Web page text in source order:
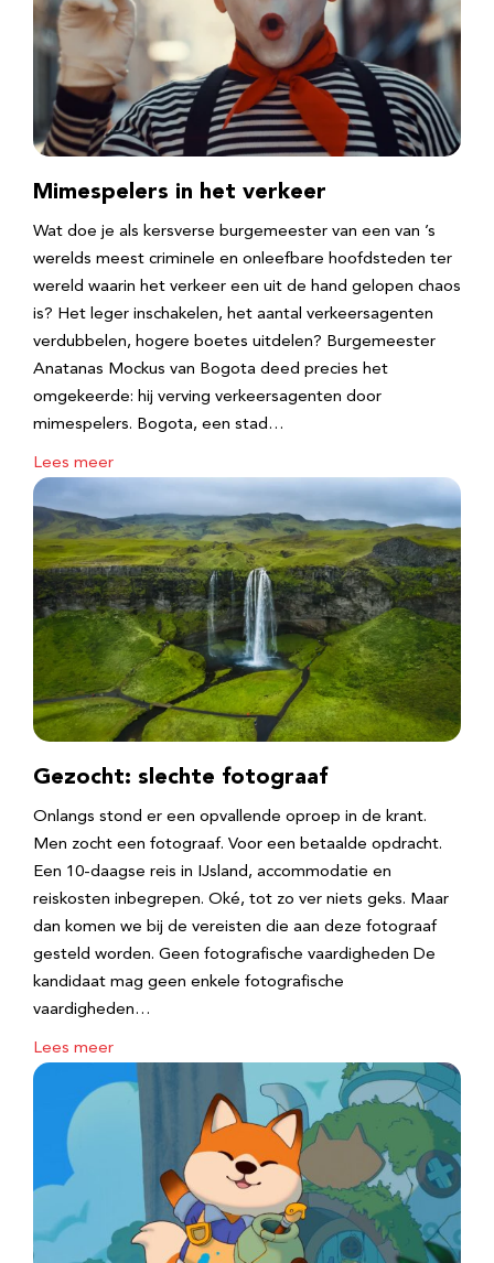
Mimespelers in het verkeer
Wat doe je als kersverse burgemeester van een van ’s
werelds meest criminele en onleefbare hoofdsteden ter
wereld waarin het verkeer een uit de hand gelopen chaos
is? Het leger inschakelen, het aantal verkeersagenten
verdubbelen, hogere boetes uitdelen? Burgemeester
Anatanas Mockus van Bogota deed precies het
omgekeerde: hij verving verkeersagenten door
mimespelers. Bogota, een stad…
Lees meer
Gezocht: slechte fotograaf
Onlangs stond er een opvallende oproep in de krant.
Men zocht een fotograaf. Voor een betaalde opdracht.
Een 10-daagse reis in IJsland, accommodatie en
reiskosten inbegrepen. Oké, tot zo ver niets geks. Maar
dan komen we bij de vereisten die aan deze fotograaf
gesteld worden. Geen fotografische vaardigheden De
kandidaat mag geen enkele fotografische
vaardigheden…
Lees meer